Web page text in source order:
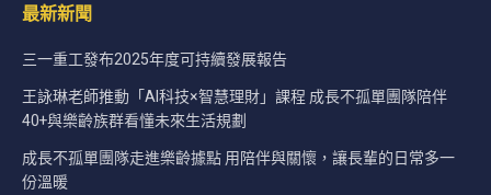
最新新聞
三一重工發布2025年度可持續發展報告
王詠琳老師推動「AI科技×智慧理財」課程 成長不孤單團隊陪伴
40+與樂齡族群看懂未來生活規劃
成長不孤單團隊走進樂齡據點 用陪伴與關懷，讓長輩的日常多一
份溫暖